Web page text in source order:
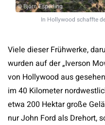
© Björn Esperling
In Hollywood schaffte
Viele dieser Frühwerke,
wurden auf der „Iverson
von Hollywood aus
im 40 Kilometer
etwa 200 Hektar große
nur John Ford als Drehort,